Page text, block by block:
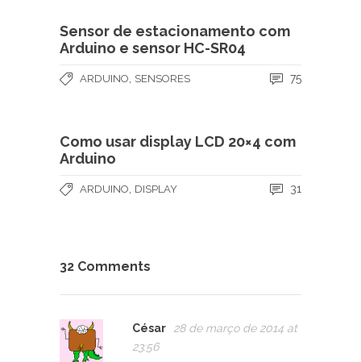
Sensor de estacionamento com
Arduino e sensor HC-SR04
ARDUINO SENSORES 75
Como usar display LCD 20×4 com
Arduino
ARDUINO DISPLAY 31
32 Comments
César
28 de março de 2014 at
23:56